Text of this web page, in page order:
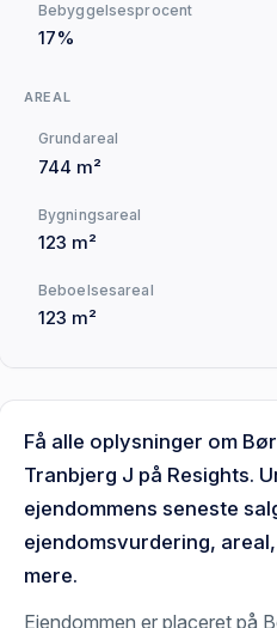
Bebyggelsesprocent
17%
AREAL
Grundareal
744 m²
Bygningsareal
123 m²
Beboelsesareal
123 m²
Få alle oplysninger om
Tranbjerg J på Resights.
ejendommens seneste
ejendomsvurdering,
mere.
Ejendommen er placeret på